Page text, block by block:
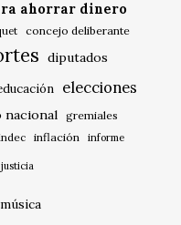
ahorrar dinero
concejo deliberante
diputados
elecciones
nacional gremiales
inflación informe
justicia
música